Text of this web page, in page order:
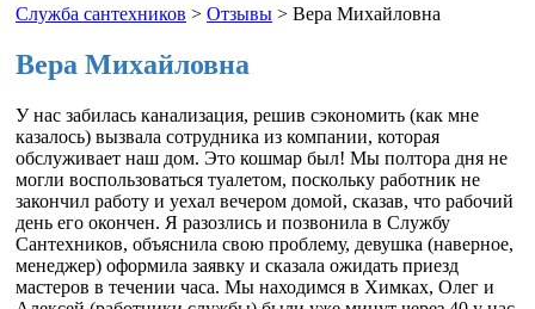
Служба сантехников > Отзывы > Вера Михайловна
Вера Михайловна
У нас забилась канализация, решив сэкономить (как мне
казалось) вызвала сотрудника из компании, которая
обслуживает наш дом. Это кошмар был! Мы полтора дня не
могли воспользоваться туалетом, поскольку работник не
закончил работу и уехал вечером домой, сказав, что рабочий
день его окончен. Я разозлись и позвонила в Службу
Сантехников, объяснила свою проблему, девушка (наверное,
менеджер) оформила заявку и сказала ожидать приезд
мастеров в течении часа. Мы находимся в Химках, Олег и